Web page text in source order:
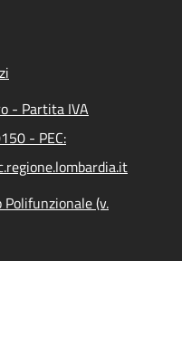
- Partita IVA
- PEC:
(v.